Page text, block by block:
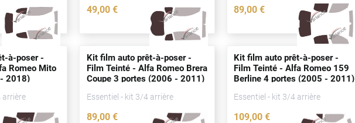
0043-ALF
49,00 €
0048-ALF
89,00 €
3357-ALF
à-poser -
Romeo Mito
2018)
arrière
Kit film auto prêt-à-poser -
Film Teinté - Alfa Romeo Brera
Coupe 3 portes(2006 - 2011)
Essentiel - kit 3/4 arrière
89,00 €
Kit film auto prêt-à-poser -
Film Teinté - Alfa Romeo 159
Berline 4portes (2005 - 2011)
Essentiel - kit 3/4 arrière
109,00 €